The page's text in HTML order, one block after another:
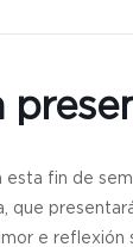
fin de
e reflexión